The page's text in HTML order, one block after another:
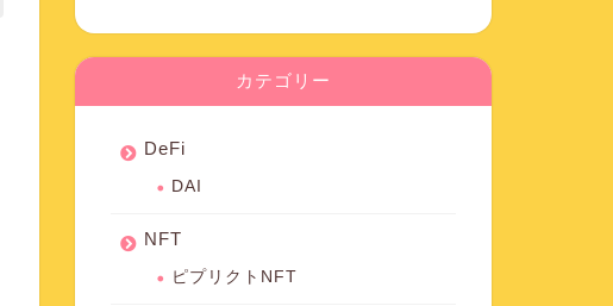
カテゴリー
DeFi
DAI
NFT
ピプリクトNFT